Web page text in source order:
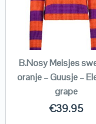
B.Nosy Meisjes
oranje – Guusje –
grape
€39.95